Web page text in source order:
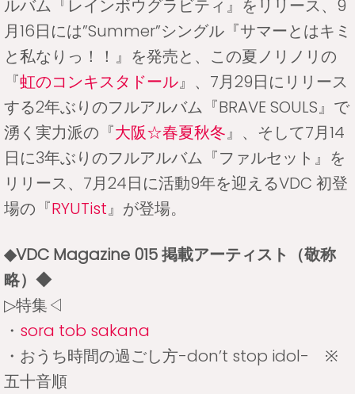
ルバム『レインボウグラビティ』をリリース、9
月16日には”Summer”シングル『サマーとはキミ
と私なりっ！！』を発売と、この夏ノリノリの
『虹のコンキスタドール』、7月29日にリリース
する2年ぶりのフルアルバム『BRAVE SOULS』で
湧く実力派の『大阪☆春夏秋冬』、そして7月14
日に3年ぶりのフルアルバム『ファルセット』を
リリース、7月24日に活動9年を迎えるVDC 初登
場の『RYUTist』が登場。
◆VDC Magazine 015 掲載アーティスト（敬称
略）◆
▷特集◁
・ sora tob sakana
・おうち時間の過ごし方-don’t stop idol- ※
五十音順